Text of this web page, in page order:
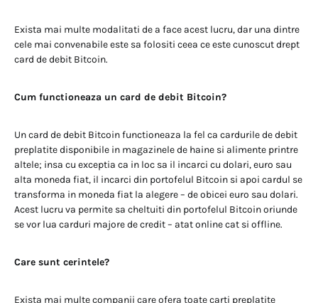
Exista mai multe modalitati de a face acest lucru, dar una dintre
cele mai convenabile este sa folositi ceea ce este cunoscut drept
card de debit Bitcoin.
Cum functioneaza un card de debit Bitcoin?
Un card de debit Bitcoin functioneaza la fel ca cardurile de debit
preplatite disponibile in magazinele de haine si alimente printre
altele; insa cu exceptia ca in loc sa il incarci cu dolari, euro sau
alta moneda fiat, il incarci din portofelul Bitcoin si apoi cardul se
transforma in moneda fiat la alegere – de obicei euro sau dolari.
Acest lucru va permite sa cheltuiti din portofelul Bitcoin oriunde
se vor lua carduri majore de credit – atat online cat si offline.
Care sunt cerintele?
Exista mai multe companii care ofera toate carti preplatite